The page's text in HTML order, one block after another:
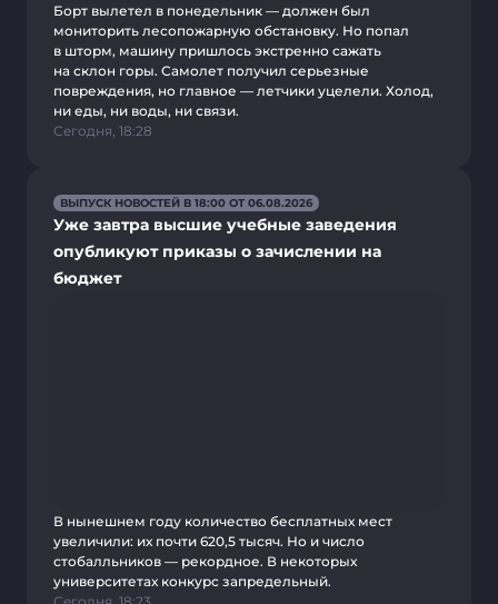
Борт вылетел в понедельник — должен был
мониторить лесопожарную обстановку. Но попал
в шторм, машину пришлось экстренно сажать
на склон горы. Самолет получил серьезные
повреждения, но главное — летчики уцелели. Холод,
ни еды, ни воды, ни связи.
Сегодня, 18:28
ВЫПУСК НОВОСТЕЙ В 18:00 ОТ 06.08.2026
Уже завтра высшие учебные заведения
опубликуют приказы о зачислении на
бюджет
В нынешнем году количество бесплатных мест
увеличили: их почти 620,5 тысяч. Но и число
стобалльников — рекордное. В некоторых
университетах конкурс запредельный.